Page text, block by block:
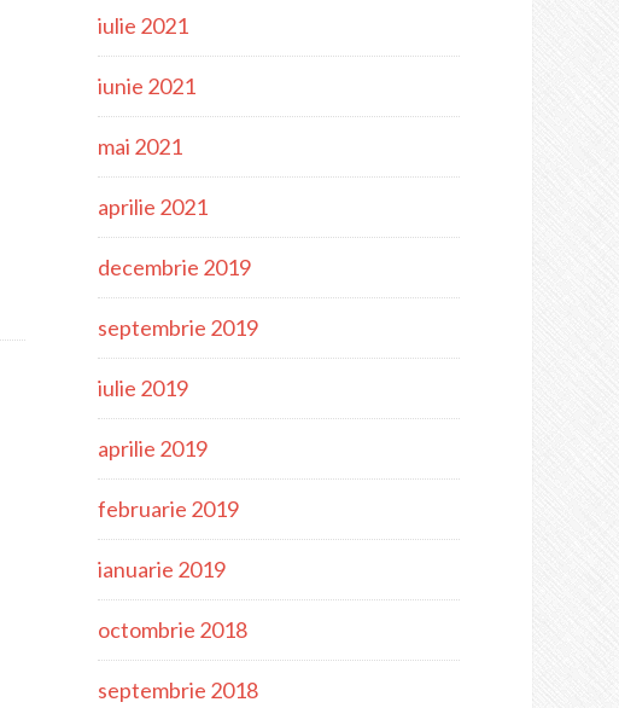
iulie 2021
iunie 2021
mai 2021
aprilie 2021
decembrie 2019
septembrie 2019
iulie 2019
aprilie 2019
februarie 2019
ianuarie 2019
octombrie 2018
septembrie 2018